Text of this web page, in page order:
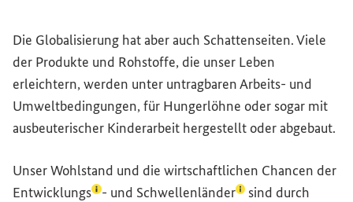
Die Globalisierung hat aber auch Schattenseiten. Viele
der Produkte und Rohstoffe, die unser Leben
erleichtern, werden unter untragbaren Arbeits- und
Umweltbedingungen, für Hungerlöhne oder sogar mit
ausbeuterischer Kinderarbeit hergestellt oder abgebaut.
Unser Wohlstand und die wirtschaftlichen Chancen der
Entwicklungs(Lexikon-Eintrag zum Begriff aufrufen)
- und Schwellenländer(Lexikon-Eintrag
sind durch